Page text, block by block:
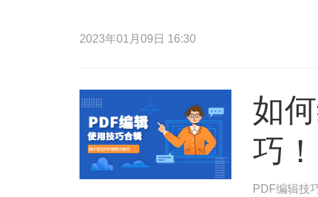
2023年01月09日 16:30
如
巧！
PDF编辑技